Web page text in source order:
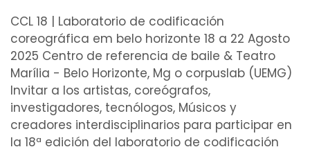
CCL 18 | Laboratorio de codificación
coreográfica em belo horizonte 18 a 22 Agosto
2025 Centro de referencia de baile & Teatro
Marília - Belo Horizonte, Mg o corpuslab (UEMG)
Invitar a los artistas, coreógrafos,
investigadores, tecnólogos, Músicos y
creadores interdisciplinarios para participar en
la 18ª edición del laboratorio de codificación